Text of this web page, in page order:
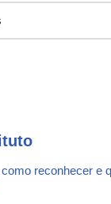
reconhecer e